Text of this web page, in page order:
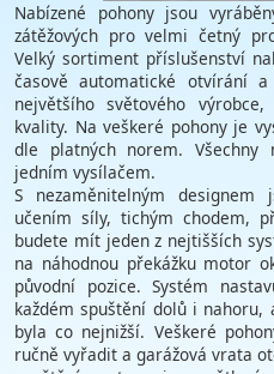
Nabízené pohony jsou
zátěžových pro velmi četný
Velký sortiment příslušenství
časově automatické otvírání
největšího světového
kvality. Na veškeré pohony je
dle platných norem. Všechny
jedním vysílačem.
S nezaměnitelným designem
učením síly, tichým chodem,
budete mít jeden z nejtišších
na náhodnou překážku motor
původní pozice. Systém
každém spuštění dolů i
byla co nejnižší. Veškeré
ručně vyřadit a garážová vrata